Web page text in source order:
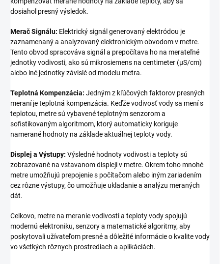
dosiahol presný výsledok.
Merač Signálu: Elektrický signál generovaný elektródou je
zaznamenaný a analyzovaný elektronickým obvodom v metre.
Tento obvod spracováva signál a prepočítava ho na merateľné
jednotky vodivosti, ako sú mikrosiemens na centimeter (μS/cm)
alebo iné jednotky závislé od modelu metra.
Teplotná Kompenzácia: Jedným z kľúčových faktorov presných
meraní je teplotná kompenzácia. Keďže vodivosť vody sa mení s
teplotou, metre sú vybavené teplotným senzorom a
sofistikovaným algoritmom, ktorý automaticky koriguje
namerané hodnoty na základe aktuálnej teploty vody.
Displej a Výstupy: Výsledné hodnoty vodivosti a teploty sú
zobrazované na vstavanom displeji v metre. Okrem toho mnohé
metre umožňujú prepojenie s počítačom alebo iným zariadením
cez rôzne výstupy, čo umožňuje ukladanie a analýzu meraných
dát.
Celkovo, metre na meranie vodivosti a teploty vody spojujú
modernú elektroniku, senzory a matematické algoritmy, aby
poskytovali užívateľom presné a dôležité informácie o kvalite vody
vo všetkých rôznych prostrediach a aplikáciách.